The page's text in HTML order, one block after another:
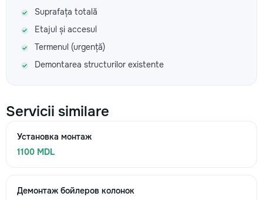
Suprafața totală
Etajul și accesul
Termenul (urgență)
Demontarea structurilor existente
Servicii similare
Установка монтаж
1100 MDL
Демонтаж бойлеров колонок